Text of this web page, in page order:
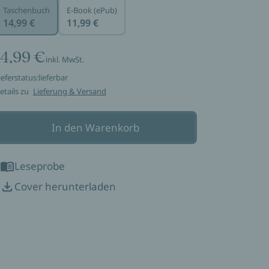
Taschenbuch
14,99 €
E-Book (ePub)
11,99 €
€inkl. MwSt.
lieferbar
zu Lieferung & Versand
In den Warenkorb
Leseprobe
Cover herunterladen